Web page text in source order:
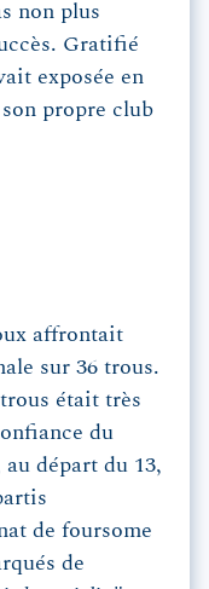
non plus
Gratifié
exposée en
propre club
affrontait
sur 36 trous.
était très
du
départ du 13,
de foursome
de